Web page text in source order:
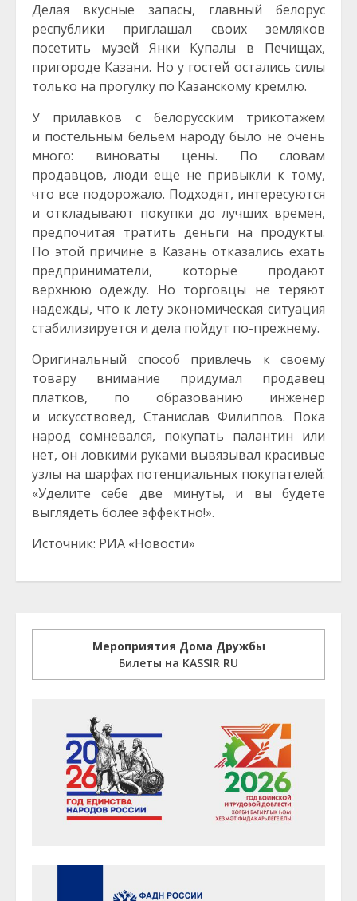
Делая вкусные запасы, главный белорус
республики приглашал своих земляков
посетить музей Янки Купалы в Печищах,
пригороде Казани. Но у гостей остались силы
только на прогулку по Казанскому кремлю.
У прилавков с белорусским трикотажем
и постельным бельем народу было не очень
много: виноваты цены. По словам
продавцов, люди еще не привыкли к тому,
что все подорожало. Подходят, интересуются
и откладывают покупки до лучших времен,
предпочитая тратить деньги на продукты.
По этой причине в Казань отказались ехать
предприниматели, которые продают
верхнюю одежду. Но торговцы не теряют
надежды, что к лету экономическая ситуация
стабилизируется и дела пойдут по-прежнему.
Оригинальный способ привлечь к своему
товару внимание придумал продавец
платков, по образованию инженер
и искусствовед, Станислав Филиппов. Пока
народ сомневался, покупать палантин или
нет, он ловкими руками вывязывал красивые
узлы на шарфах потенциальных покупателей:
«Уделите себе две минуты, и вы будете
выглядеть более эффектно!».
Источник: РИА «Новости»
Мероприятия Дома Дружбы
Билеты на KASSIR RU